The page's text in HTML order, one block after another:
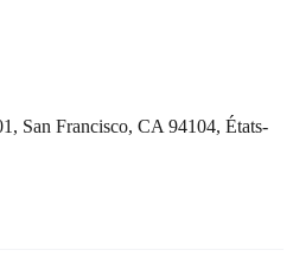
San Francisco, CA 94104, États-